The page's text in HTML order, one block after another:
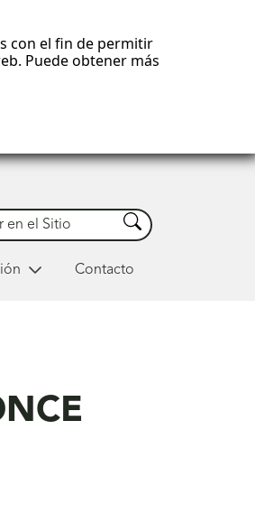
con el fin de permitir
Puede obtener más
Buscar
Contacto